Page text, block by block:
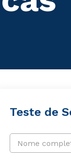
Teste de
Nome